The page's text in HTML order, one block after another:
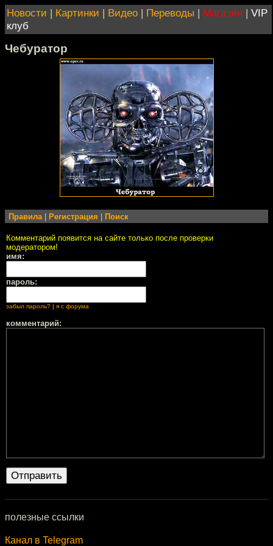
Новости | Картинки | Видео | Переводы | Магазин | VIP
клуб
Чебуратор
Правила Регистрация Поиск
Комментарий появится на сайте только после проверки
модератором!
имя:
пароль:
забыл пароль? | я с форума
комментарий:
полезные ссылки
Канал в Telegram